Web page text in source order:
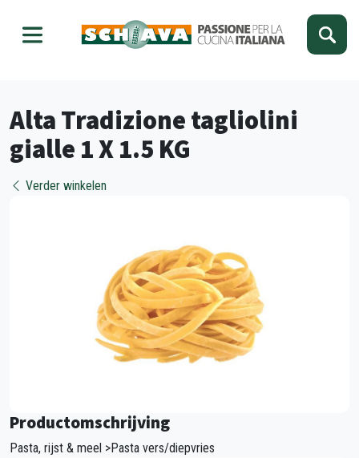
Alta Tradizione tagliolini
gialle 1 X 1.5 KG
Verder winkelen
Productomschrijving
Pasta, rijst & meel >Pasta vers/diepvries